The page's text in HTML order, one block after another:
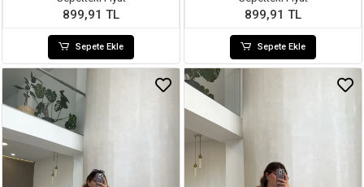
899,91 TL
Sepete Ekle
899,91 TL
Sepete Ekle